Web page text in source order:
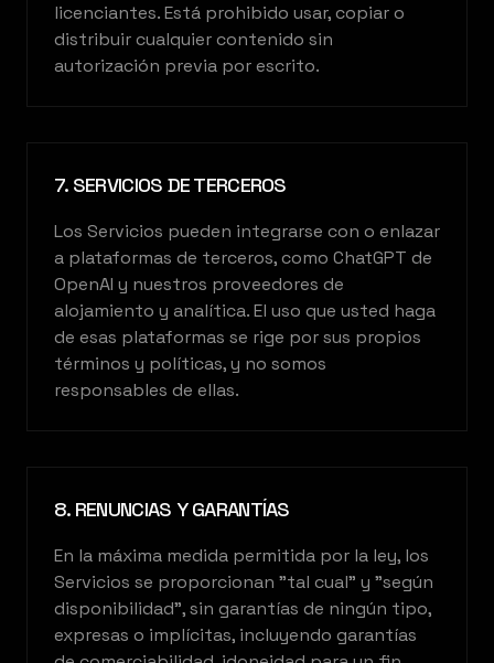
licenciantes. Está prohibido usar, copiar o
distribuir cualquier contenido sin
autorización previa por escrito.
7. SERVICIOS DE TERCEROS
Los Servicios pueden integrarse con o enlazar
a plataformas de terceros, como ChatGPT de
OpenAI y nuestros proveedores de
alojamiento y analítica. El uso que usted haga
de esas plataformas se rige por sus propios
términos y políticas, y no somos
responsables de ellas.
8. RENUNCIAS Y GARANTÍAS
En la máxima medida permitida por la ley, los
Servicios se proporcionan "tal cual" y "según
disponibilidad", sin garantías de ningún tipo,
expresas o implícitas, incluyendo garantías